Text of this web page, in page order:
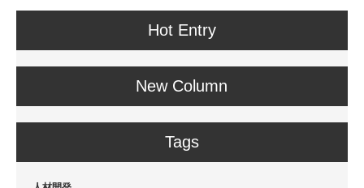
Hot Entry
New Column
Tags